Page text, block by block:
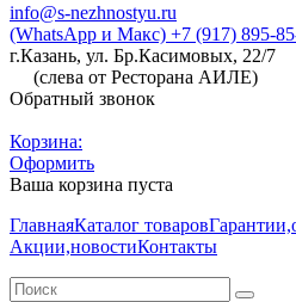
info@s-nezhnostyu.ru
(WhatsApp и Макс) +7 (917) 895-
г.Казань, ул. Бр.Касимовых, 22/7
(слева от Ресторана АИЛЕ)
Обратный звонок
Корзина:
Оформить
Ваша корзина пуста
ГлавнаяКаталог товаров
Акции,новостиКонтакты